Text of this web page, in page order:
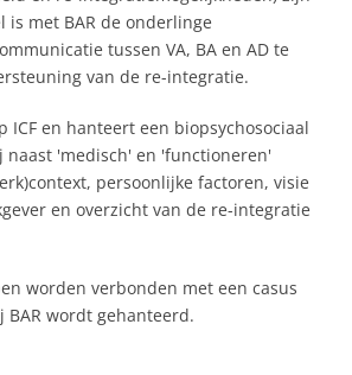
is met BAR de onderlinge
tussen VA, BA en AD te
van de re-integratie.
ICF en hanteert een biopsychosociaal
naast 'medisch' en 'functioneren'
persoonlijke factoren, visie
en overzicht van de re-integratie
worden verbonden met een casus
BAR wordt gehanteerd.